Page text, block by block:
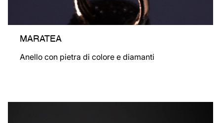
MARATEA
Anello con pietra di colore e diamanti